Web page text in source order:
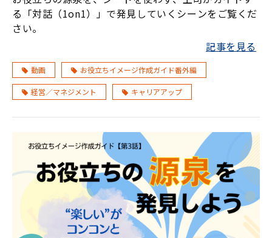
る「対話（1on1）」で発見していくシーンをご覧くだ
さい。
記事を見る
動画 お役立ちイメージ作成ガイド番外編
経営／マネジメント キャリアアップ